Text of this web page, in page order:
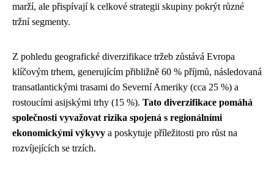
marží, ale přispívají k celkové strategii skupiny pokrýt různé
tržní segmenty.
Z pohledu geografické diverzifikace tržeb zůstává Evropa
klíčovým trhem, generujícím přibližně 60 % příjmů, následovaná
transatlantickými trasami do Severní Ameriky (cca 25 %) a
rostoucími asijskými trhy (15 %). Tato diverzifikace pomáhá
společnosti vyvažovat rizika spojená s regionálními
ekonomickými výkyvy a poskytuje příležitosti pro růst na
rozvíjejících se trzích.